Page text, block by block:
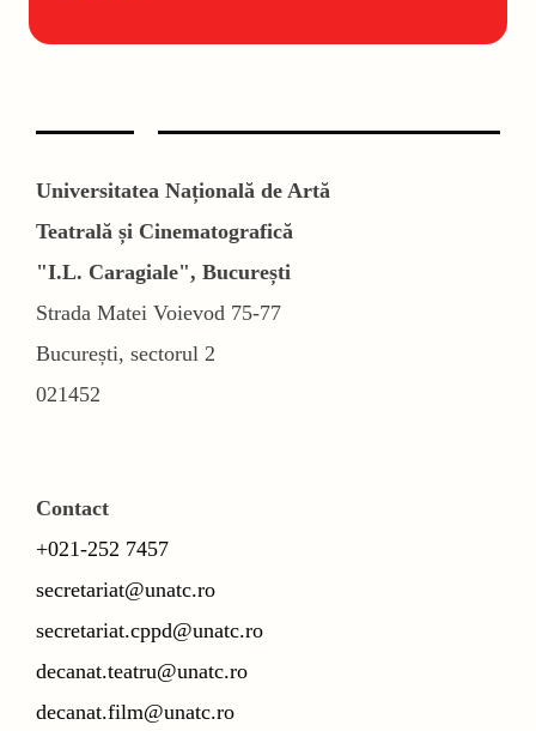
Universitatea Națională de Artă
Teatrală și Cinematografică
"I.L. Caragiale", București
Strada Matei Voievod 75-77
București, sectorul 2
021452
Contact
+021-252 7457
secretariat@unatc.ro
secretariat.cppd@unatc.ro
decanat.teatru@unatc.ro
decanat.film@unatc.ro